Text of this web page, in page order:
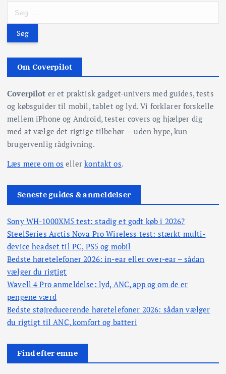
d
æ
g
s
n
d
d
e
l
i
n
e
f
r
:
Om Coverpilot
Coverpilot er et praktisk gadget-univers med guides, tests
og købsguider til mobil, tablet og lyd. Vi forklarer forskelle
mellem iPhone og Android, tester covers og hjælper dig
med at vælge det rigtige tilbehør — uden hype, kun
brugervenlig rådgivning.
Læs mere om os ellerkontakt os.
Seneste guides & anmeldelser
Sony WH-1000XM5 test: stadig et godt køb i 2026?
SteelSeries Arctis Nova Pro Wireless test: stærkt multi-
device headset til PC, PS5 og mobil
Bedste høretelefoner 2026: in-ear eller over-ear – sådan
vælger du rigtigt
Wavell 4 Pro anmeldelse: lyd, ANC, app og om de er
pengene værd
Bedste støjreducerende høretelefoner 2026: sådan vælger
du rigtigt til ANC, komfort og batteri
Find efter emne